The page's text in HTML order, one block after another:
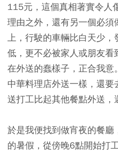
115元，這個真相著實令人
理由之外，還有另一個必
上，行駛的車輛比白天少，
低，更不必被家人或朋友
在外送的蠢樣子，正合我
中華料理店外送一樣，還
送打工比起其他餐點外送，
於是我便找到做宵夜的餐
的暑假，從傍晚6點開始打